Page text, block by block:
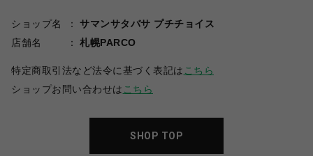
ショップ名
サマンサタバサ プチチョイス
店舗名
札幌PARCO
特定商取引法など法令に基づく表記は こちら
ショップお問い合わせは こちら
SHOP TOP